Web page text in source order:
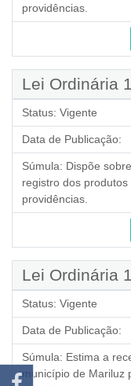
providências.
Lei Ordinária
Status: Vigente
Data de Publicação:
Súmula: Dispõe
registro dos
providências.
Lei Ordinária
Status: Vigente
Data de Publicação:
Súmula: Estima a
município de Mariluz